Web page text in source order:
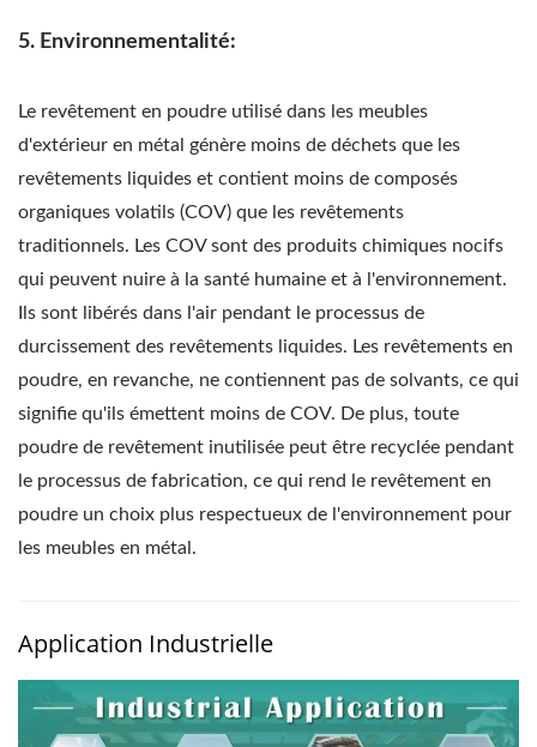
5. Environnementalité:
Le revêtement en poudre utilisé dans les meubles
d'extérieur en métal génère moins de déchets que les
revêtements liquides et contient moins de composés
organiques volatils (COV) que les revêtements
traditionnels. Les COV sont des produits chimiques nocifs
qui peuvent nuire à la santé humaine et à l'environnement.
Ils sont libérés dans l'air pendant le processus de
durcissement des revêtements liquides. Les revêtements en
poudre, en revanche, ne contiennent pas de solvants, ce qui
signifie qu'ils émettent moins de COV. De plus, toute
poudre de revêtement inutilisée peut être recyclée pendant
le processus de fabrication, ce qui rend le revêtement en
poudre un choix plus respectueux de l'environnement pour
les meubles en métal.
Application Industrielle